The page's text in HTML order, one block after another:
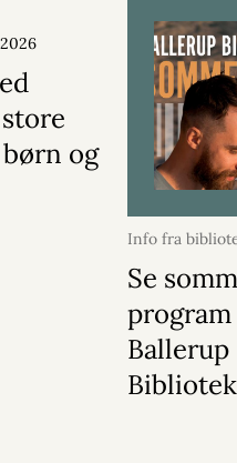
og
Info fra
2026
Se
program
Ballerup